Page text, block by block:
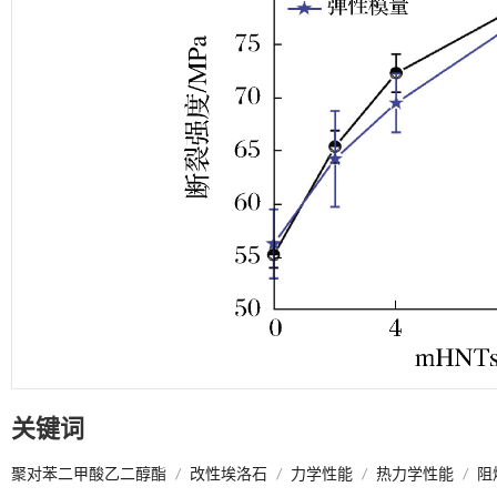
关键词
聚对苯二甲酸乙二醇酯 / 改性埃洛石 / 力学性能 / 热力学性能 / 阻